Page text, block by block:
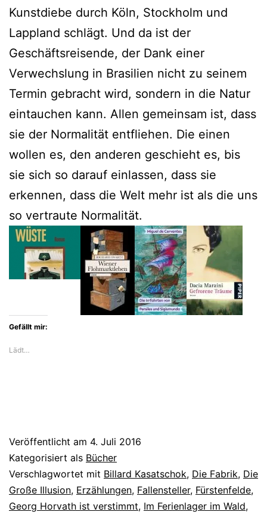
Kunstdiebe durch Köln, Stockholm und
Lappland schlägt. Und da ist der
Geschäftsreisende, der Dank einer
Verwechslung in Brasilien nicht zu seinem
Termin gebracht wird, sondern in die Natur
eintauchen kann. Allen gemeinsam ist, dass
sie der Normalität entfliehen. Die einen
wollen es, den anderen geschieht es, bis
sie sich so darauf einlassen, dass sie
erkennen, dass die Welt mehr ist als die uns
so vertraute Normalität.
Gefällt mir:
Lädt…
Veröffentlicht am 4. Juli 2016
Kategorisiert als Bücher
Verschlagwortet mit Billard Kasatschok, Die Fabrik, Die
Große Illusion, Erzählungen, Fallensteller, Fürstenfelde,
Georg Horvath ist verstimmt, Im Ferienlager im Wald,